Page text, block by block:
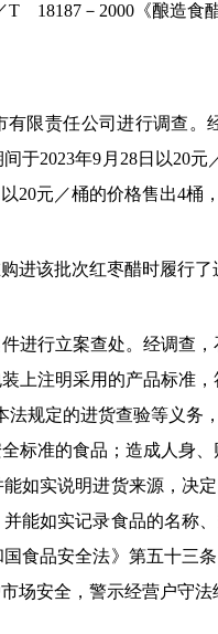
T 18187－2000《酿造食
有限责任公司进行调查。
于2023年9月28日以20
20元／桶的价格售出4桶
进该批次红枣醋时履行了
进行立案查处。经调查，
上注明采用的产品标准
规定的进货查验等义务
标准的食品；造成人身
如实说明进货来源，决定
能如实记录食品的名称
食品安全法》第五十三
场安全，警示经营户守法